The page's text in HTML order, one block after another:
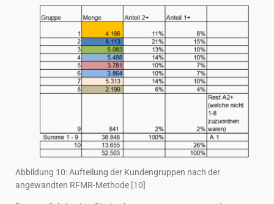
Abbildung 10: Aufteilung der Kundengruppen nach der
angewandten RFMR-Methode [10]